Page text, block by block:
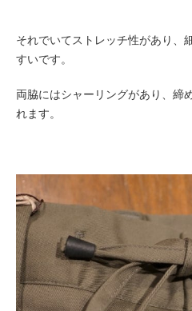
それでいてストレッチ性があり、
すいです。
両脇にはシャーリングがあり、締
れます。